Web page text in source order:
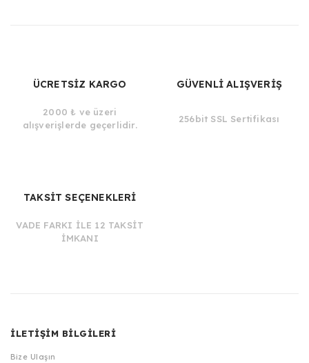
ÜCRETSİZ KARGO
2000 ₺ ve üzeri
alışverişlerde geçerlidir.
GÜVENLİ ALIŞVERİŞ
256bit SSL Sertifikası
TAKSİT SEÇENEKLERİ
VADE FARKI İLE 12 TAKSİT
İMKANI
İLETİŞİM BİLGİLERİ
Bize Ulaşın